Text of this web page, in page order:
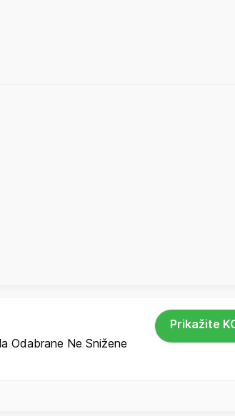
Odabrane Ne Snižene
Prikažite